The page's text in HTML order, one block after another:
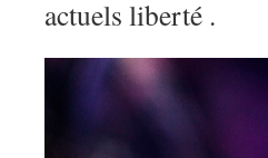
actuels liberté .